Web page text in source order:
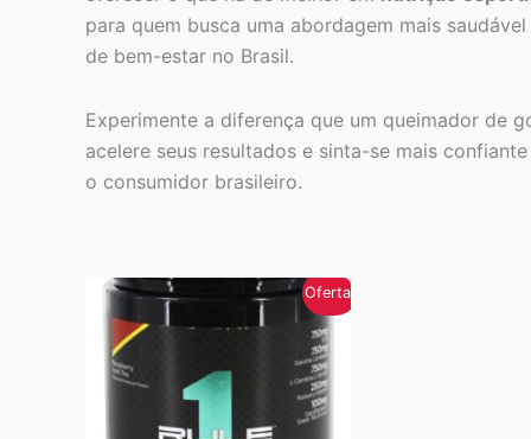
para quem busca uma abordagem mais
de bem-estar no Brasil.
Experimente a diferença que um queimador de
acelere seus resultados e sinta-se mais
o consumidor brasileiro.
Oferta!